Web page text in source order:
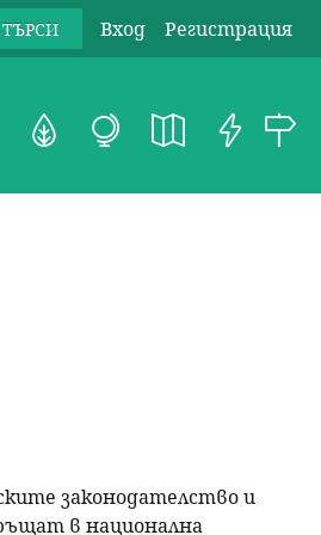
Вход Регистрация
законодателство и
в национална